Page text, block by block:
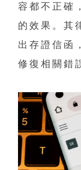
容都不正確
的效果。其
出存證信
修復相關錯